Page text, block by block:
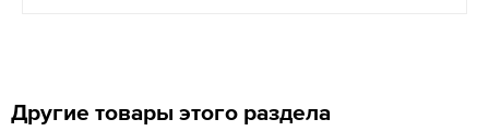
Другие товары этого раздела